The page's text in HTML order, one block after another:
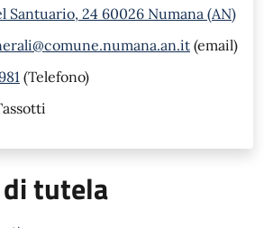
Santuario, 24 60026 Numana (AN)
(email)
(Telefono)
tutela